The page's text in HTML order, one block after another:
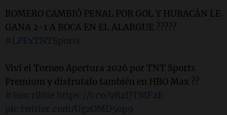
ROMERO CAMBIÓ PENAL POR GOL Y HURACÁN LE
GANA 2-1 A BOCA EN EL ALARGUE ?????
#LPFxTNTSports
Viví el Torneo Apertura 2026 por TNT Sports
Premium y disfrutalo también en HBO Max ??
#Suscribite https://t.co/9RzIJTMF2E
pic.twitter.com/UgzOMD5op9